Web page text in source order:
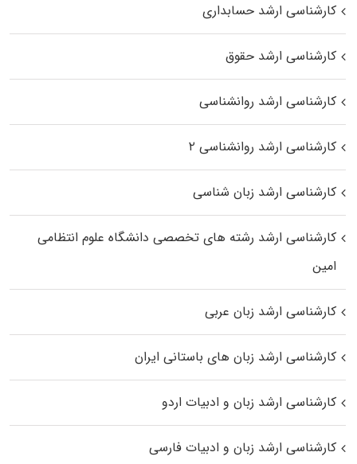
کارشناسی ارشد حسابداری
کارشناسی ارشد حقوق
کارشناسی ارشد روانشناسی
کارشناسی ارشد روانشناسی ۲
کارشناسی ارشد زبان شناسی
کارشناسی ارشد رﺷﺘﻪ ﻫﺎی تخصصی داﻧﺸﮕﺎه ﻋﻠﻮم انتظامی
اﻣﻴﻦ
کارشناسی ارشد زبان عربی
کارشناسی ارشد زبان‌ های باستانی ایران
کارشناسی ارشد زبان و ادبیات اردو
کارشناسی ارشد زبان و ادبیات فارسی